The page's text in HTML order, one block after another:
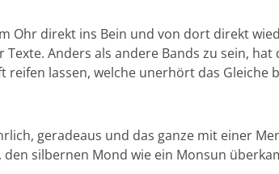
Ohr direkt ins Bein und von dort direkt
Anders als andere Bands zu sein,
reifen lassen, welche unerhört das Gleiche
geradeaus und das ganze mit einer
silbernen Mond wie ein Monsun